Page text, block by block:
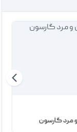
مرد گارسون